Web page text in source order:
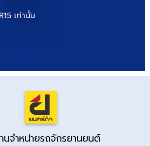
เท่านั้น
นจำหน่ายรถจักรยานยนต์